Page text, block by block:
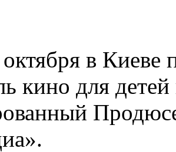
в Киеве
кино для